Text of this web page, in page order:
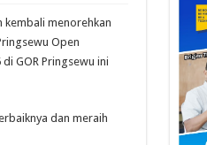
kembali menorehkan
Open
GOR Pringsewu ini
dan meraih